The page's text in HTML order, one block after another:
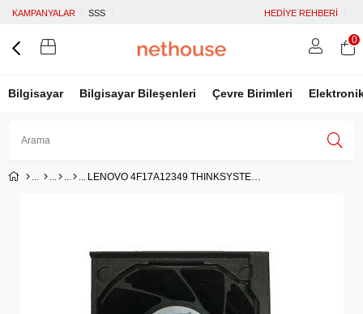
KAMPANYALAR SSS HEDİYE REHBERİ
Bilgisayar Bilgisayar Bileşenleri Çevre Birimleri
0
LENOVO 4F17A12349 THINKSYSTEM SR650 FAN